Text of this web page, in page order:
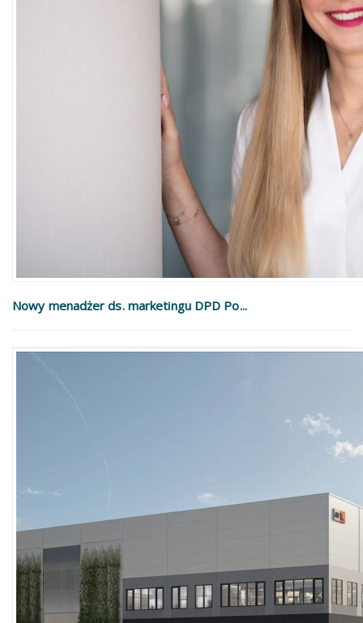
Nowy menadżer ds. marketingu DPD Po...